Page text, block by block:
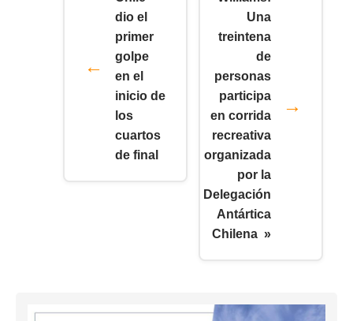
dio el
primer
golpe
en el
inicio de
los
cuartos
de final
Una
treintena
de
personas
participa
en corrida
recreativa
organizada
por la
Delegación
Antártica
Chilena »